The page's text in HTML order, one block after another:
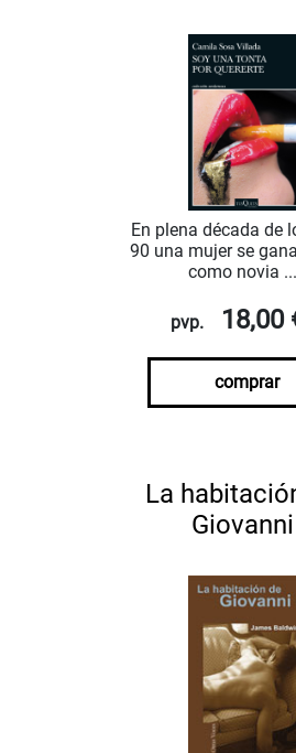
En plena década de
90 una mujer se
como novia ...
pvp. 18,00
comprar
La
Giovanni